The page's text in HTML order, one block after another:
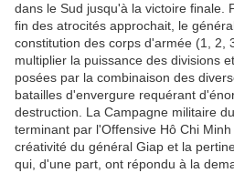
dans le Sud jusqu'à la victoire finale.
fin des atrocités approchait, le
constitution des corps d'armée (1, 2,
multiplier la puissance des divisions
posées par la combinaison des
batailles d'envergure requérant
destruction. La Campagne militaire
terminant par l'Offensive Hô Chi
créativité du général Giap et la
qui, d'une part, ont répondu à la